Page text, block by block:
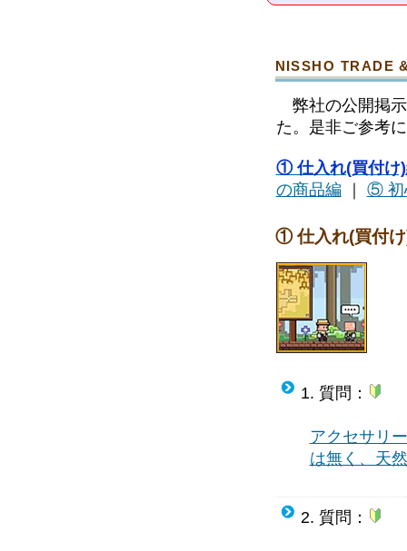
NISSHO TRADE
弊社の公開掲示
た。是非ご参考
① 仕入れ(買付け
の商品編
⑤ 初
① 仕入れ(買付
1. 質問：
アクセサリ
は無く、天
2. 質問：